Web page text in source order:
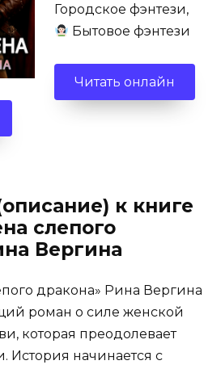
Городское фэнтези,
Бытовое фэнтези
Читать онлайн
к книге
слепого
Вергина
дракона» Рина Вергина
роман о силе женской
которая преодолевает
История начинается с